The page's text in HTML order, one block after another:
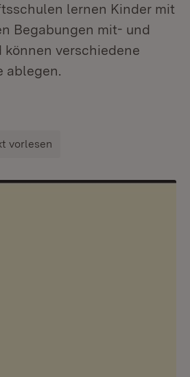
lernen Kinder mit
Begabungen mit- und
verschiedene
ablegen.
vorlesen